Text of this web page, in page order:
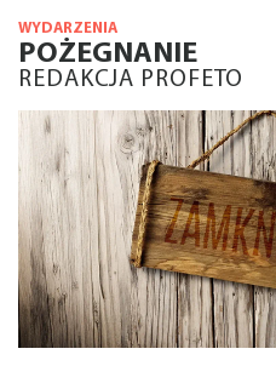
WYDARZENIA
POŻEGNANIE
REDAKCJA PROFETO